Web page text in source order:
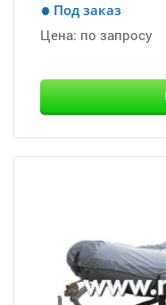
Под заказ
Цена: по запросу